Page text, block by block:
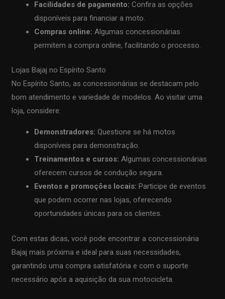
Facilidades de pagamento: Confira as opções
disponíveis para financiar a moto.
Compras online: Algumas concessionárias
permitem a compra online, facilitando o processo.
Lojas Bajaj no Espírito Santo
No Espírito Santo, as concessionárias se destacam pelo
bom atendimento e variedade de modelos. Ao visitar uma
loja, considere:
Demonstradores: Questione se há motos
disponíveis para demonstração.
Treinamentos e cursos: Algumas concessionárias
oferecem cursos de condução segura.
Eventos e promoções locais: Participe de eventos
que podem ocorrer nas lojas, oferecendo
oportunidades únicas para os clientes.
Com estas dicas, você pode encontrar a concessionária
Bajaj mais próxima e ideal para suas necessidades,
garantindo uma compra satisfatória e com o suporte
necessário após a aquisição da sua motocicleta.